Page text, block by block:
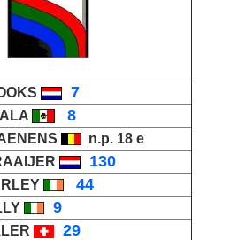
7
8
n.p. 18 e
130
44
9
29